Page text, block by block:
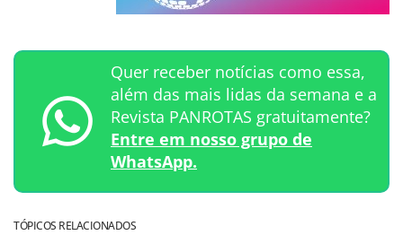
Quer receber notícias como essa,
além das mais lidas da semana e a
Revista PANROTAS gratuitamente?
Entre em nosso grupo de
WhatsApp.
TÓPICOS RELACIONADOS